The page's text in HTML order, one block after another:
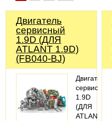
Двигатель
сервисный
1.9D (ДЛЯ
ATLANT 1.9D)
(FB040-BJ)
Двигатель
сервисный
1.9D
(ДЛЯ
ATLANT